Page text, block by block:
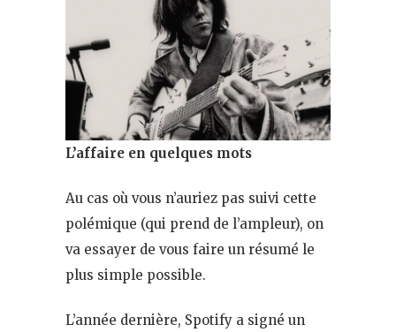
L’affaire en quelques mots
Au cas où vous n’auriez pas suivi cette
polémique (qui prend de l’ampleur), on
va essayer de vous faire un résumé le
plus simple possible.
L’année dernière, Spotify a signé un